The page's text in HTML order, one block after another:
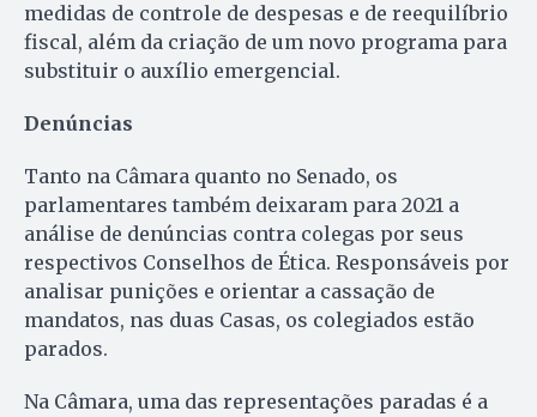
medidas de controle de despesas e de reequilíbrio
fiscal, além da criação de um novo programa para
substituir o auxílio emergencial.
Denúncias
Tanto na Câmara quanto no Senado, os
parlamentares também deixaram para 2021 a
análise de denúncias contra colegas por seus
respectivos Conselhos de Ética. Responsáveis por
analisar punições e orientar a cassação de
mandatos, nas duas Casas, os colegiados estão
parados.
Na Câmara, uma das representações paradas é a